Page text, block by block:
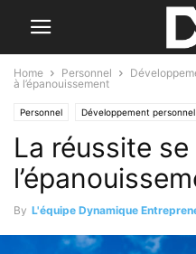
Home Personnel
à l’épanouissement
Personnel Développement personnel
La réussite se
By L'équipe Dynamique